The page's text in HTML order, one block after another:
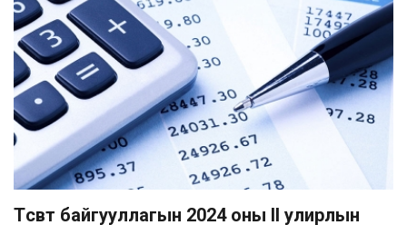
Төсөвт байгууллагын 2024 оны II улирлын